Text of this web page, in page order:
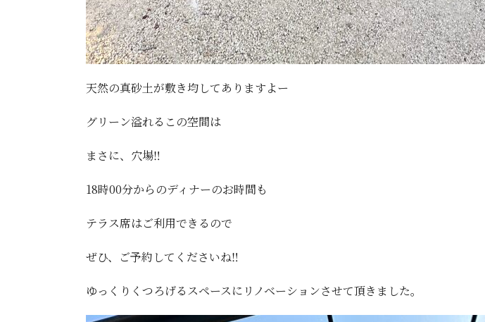
天然の真砂土が敷き均してありますよー
グリーン溢れるこの空間は
まさに、穴場‼️
18時00分からのディナーのお時間も
テラス席はご利用できるので
ぜひ、ご予約してくださいね‼️
ゆっくりくつろげるスペースにリノベーションさせて頂きました。